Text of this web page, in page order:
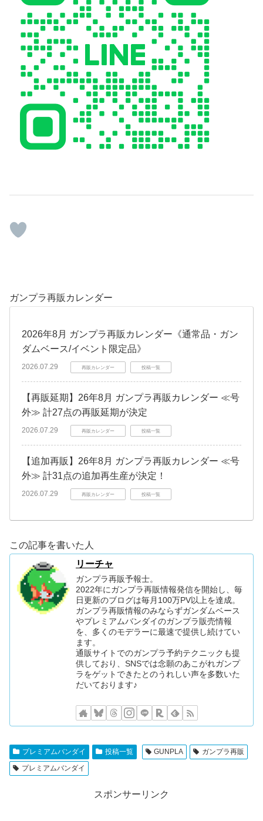
ガンプラ再販カレンダー
2026年8月 ガンプラ再販カレンダー《通常品・ガン
ダムベース/イベント限定品》
2026.07.29 再販カレンダー 投稿一覧
【再販延期】26年8月 ガンプラ再販カレンダー ≪号
外≫ 計27点の再販延期が決定
2026.07.29 再販カレンダー 投稿一覧
【追加再販】26年8月 ガンプラ再販カレンダー ≪号
外≫ 計31点の追加再生産が決定！
2026.07.29 再販カレンダー 投稿一覧
この記事を書いた人
リーチャ
ガンプラ再販予報士。
2022年にガンプラ再販情報発信を開始し、毎
日更新のブログは毎月100万PV以上を達成。
ガンプラ再販情報のみならずガンダムベース
やプレミアムバンダイのガンプラ販売情報
を、多くのモデラーに最速で提供し続けてい
ます。
通販サイトでのガンプラ予約テクニックも提
供しており、SNSでは念願のあこがれガンプ
ラをゲットできたとのうれしい声を多数いた
だいております♪
プレミアムバンダイ 投稿一覧 GUNPLA
ガンプラ再販
プレミアムバンダイ
スポンサーリンク